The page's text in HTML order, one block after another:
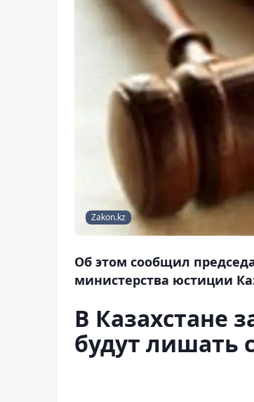
Zakon.kz
Об этом сообщил
министерства юстиции
В Казахстане
будут лишать